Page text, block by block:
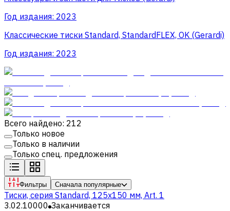
Год издания: 2023
Классические тиски Standard, StandardFLEX, OK (Gerardi)
Год издания: 2023
Всего найдено: 212
Только новое
Только в наличии
Только спец. предложения
Фильтры Сначала популярные
Тиски, серия Standard, 125x150 мм, Art. 1
3.02.10000 Заканчивается